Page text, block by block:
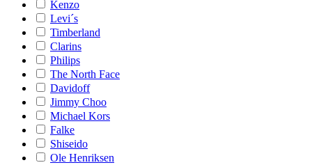
Kenzo
Levi´s
Timberland
Clarins
Philips
The North Face
Davidoff
Jimmy Choo
Michael Kors
Falke
Shiseido
Ole Henriksen